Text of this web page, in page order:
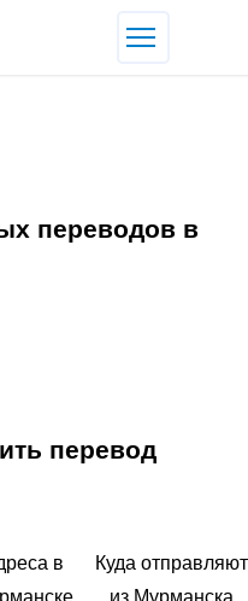
переводов в
перевод
в
Куда отправляют
из Мурманска